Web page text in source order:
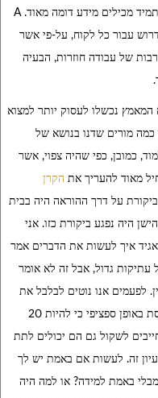
עם כמה התאמות קלות בהתאם ללקוח, אבל תמיד מכילים מידע דומה מאוד. A
עבור כל לקוח, על-פי אשר
של עבודה חוזרות, הבעיה
נכשלו לעסוק יותר למצוא
כמה מורים שדנו בנושא של
כמובן, כפי שהיה צפוי, אשר
מאוד להעריך את הקרן
על דרך ההוראה היה בבית
היה נפגע ביקורת כזו. אני
אגיד איך לעשות את הדברים אמר
גדול, אבל זה לא אומר
לפעמים אנו נוטים לבלבל את
הזמן המושקע עם ניסיון ושאל אם אני מתייחסת באופן ספציפי כי להיות 20
ניסיון, אנו חייבים לשקול גם הם יכולים לתת
רעיון זה. לעשות אם באמת יש לך
בצע מבלי באמת למידה? או למה היה